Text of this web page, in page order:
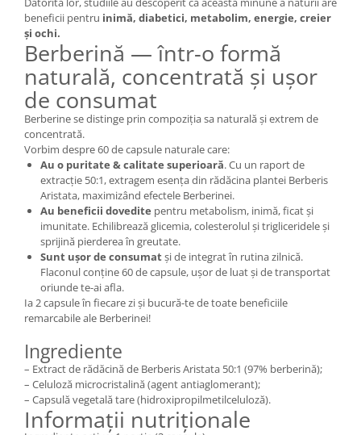
beneficii pentru inimă, diabetici, metabolim, energie, creier
și ochi.
Berberină — într-o formă
naturală, concentrată și ușor
de consumat
Berberine se distinge prin compoziția sa naturală și extrem de
concentrată.
Vorbim despre 60 de capsule naturale care:
Au o puritate & calitate superioară. Cu un raport de
extracție 50:1, extragem esența din rădăcina plantei Berberis
Aristata, maximizând efectele Berberinei.
Au beneficii dovedite pentru metabolism, inimă, ficat și
imunitate. Echilibrează glicemia, colesterolul și trigliceridele și
sprijină pierderea în greutate.
Sunt ușor de consumatși de integrat în rutina zilnică.
Flaconul conține 60 de capsule, ușor de luat și de transportat
oriunde te-ai afla.
Ia 2 capsule în fiecare zi și bucură-te de toate beneficiile
remarcabile ale Berberinei!
Ingrediente
– Extract de rădăcină de Berberis Aristata 50:1 (97% berberină);
– Celuloză microcristalină (agent antiaglomerant);
– Capsulă vegetală tare (hidroxipropilmetilceluloză).
Informații nutriționale